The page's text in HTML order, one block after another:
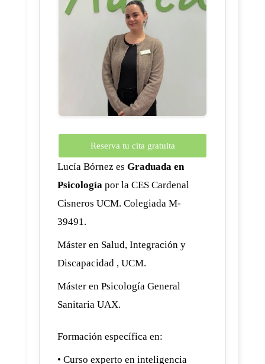
Reserva tu cita gratuita
Lucía Bórnez es Graduada en
Psicología por la CES Cardenal
Cisneros UCM. Colegiada M-
39491.
Máster en Salud, Integración y
Discapacidad , UCM.
Máster en Psicología General
Sanitaria UAX.
Formación específica en:
• Curso experto en inteligencia